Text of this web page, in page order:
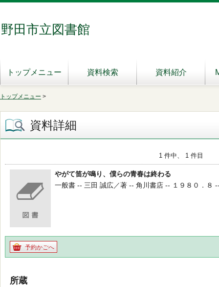
野田市立図書館
トップメニュー 資料検索 資料紹介
トップメニュー >
資料詳細
1 件中、 1 件目
やがて笛が鳴り、僕らの青春は終わる
一般書 -- 三田 誠広／著 -- 角川書店 -- １９８０．８
予約かごへ
所蔵